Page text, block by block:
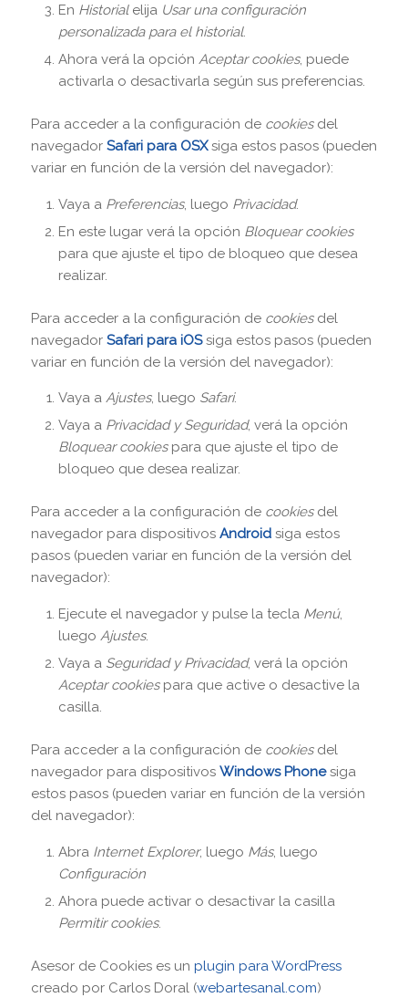
En Historialelija Usar una configuración
personalizada para el historial.
Ahora verá la opción Aceptar cookies, puede
activarla o desactivarla según sus preferencias.
Para acceder a la configuración de cookiesdel
navegador Safari para OSXsiga estos pasos (pueden
variar en función de la versión del navegador):
Vaya a Preferencias, luego Privacidad.
En este lugar verá la opción Bloquear cookies
para que ajuste el tipo de bloqueo que desea
realizar.
Para acceder a la configuración de cookiesdel
navegador Safari para iOSsiga estos pasos (pueden
variar en función de la versión del navegador):
Vaya a Ajustes, luego Safari.
Vaya a Privacidad y Seguridad, verá la opción
Bloquear cookiespara que ajuste el tipo de
bloqueo que desea realizar.
Para acceder a la configuración de cookiesdel
navegador para dispositivos Androidsiga estos
pasos (pueden variar en función de la versión del
navegador):
Ejecute el navegador y pulse la tecla Menú,
luego Ajustes.
Vaya a Seguridad y Privacidad, verá la opción
Aceptar cookiespara que active o desactive la
casilla.
Para acceder a la configuración de cookiesdel
navegador para dispositivos Windows Phonesiga
estos pasos (pueden variar en función de la versión
del navegador):
Abra Internet Explorer, luego Más, luego
Configuración
Ahora puede activar o desactivar la casilla
Permitir cookies.
Asesor de Cookies es un plugin para WordPress
creado por Carlos Doral (webartesanal.com)